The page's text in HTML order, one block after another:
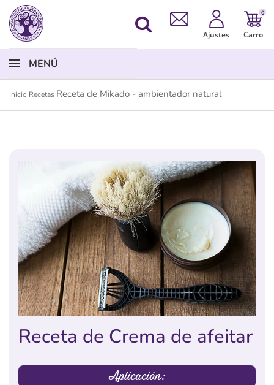
Ajustes
0
Carro
MENÚ
Inicio Recetas Receta de Mikado - ambientador natural
Receta de Crema de afeitar
Aplicación: